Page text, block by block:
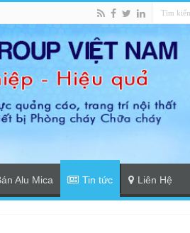
Alu Mica Tin tức Liên Hệ